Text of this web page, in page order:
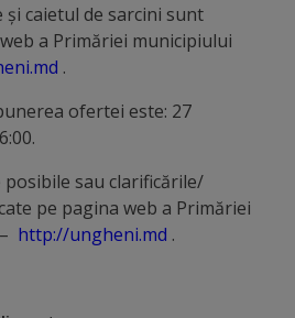
caietul de sarcini sunt
a Primăriei municipiului
.
ofertei este: 27
sau clarificările/
pe pagina web a Primăriei
http://ungheni.md .